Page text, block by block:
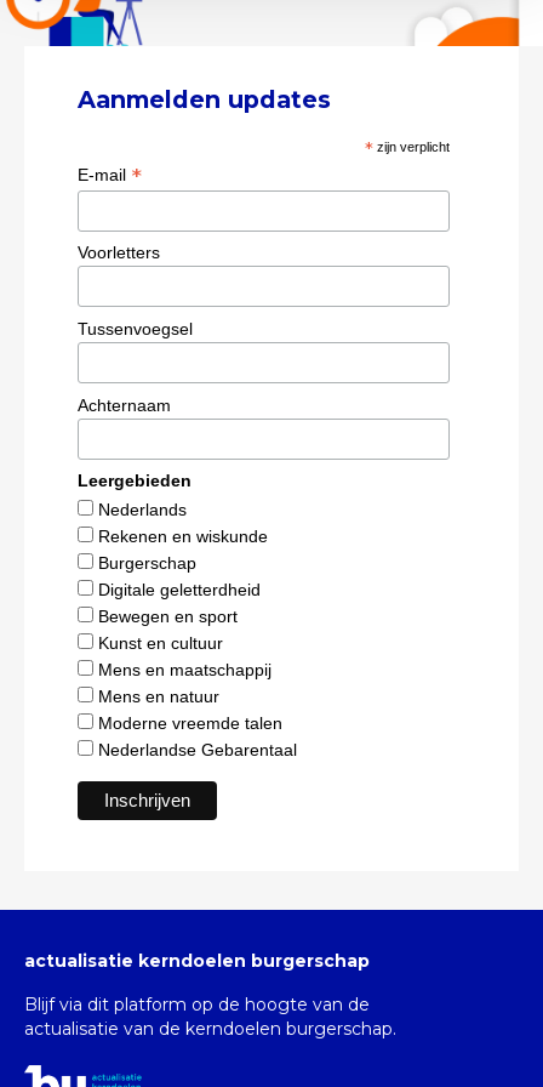
Aanmelden updates
* zijn verplicht
E-mail *
Voorletters
Tussenvoegsel
Achternaam
Leergebieden
Nederlands
Rekenen en wiskunde
Burgerschap
Digitale geletterdheid
Bewegen en sport
Kunst en cultuur
Mens en maatschappij
Mens en natuur
Moderne vreemde talen
Nederlandse Gebarentaal
actualisatie kerndoelen burgerschap
Blijf via dit platform op de hoogte van de
actualisatie van de kerndoelen burgerschap.